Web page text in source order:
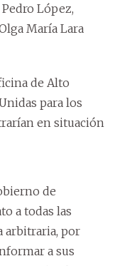
Pedro López,
María Lara
de Alto
para los
en situación
de
a todas las
arbitraria, por
a sus